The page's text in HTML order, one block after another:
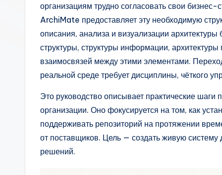
A
ft
организациям трудно согласовать свои
ArchiMate предоставляет эту необходимую
описания, анализа и визуализации
структуры, структуры информации,
взаимосвязей между этими элементами.
реальной среде требует дисциплины, чёткого
Это руководство описывает практические
организации. Оно фокусируется на том, как
поддерживать репозиторий на протяжении
от поставщиков. Цель — создать живую систему
решений.